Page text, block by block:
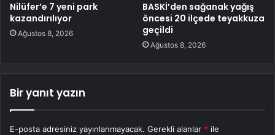
Nilüfer’e 7 yeni park
kazandırılıyor
Ağustos 8, 2026
BASKİ’den sağanak yağış
öncesi 20 ilçede teyakkuza
geçildi
Ağustos 8, 2026
Bir yanıt yazın
E-posta adresiniz yayınlanmayacak. Gerekli alanlar * ile